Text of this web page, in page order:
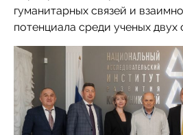
гуманитарных связей и
потенциала среди ученых двух